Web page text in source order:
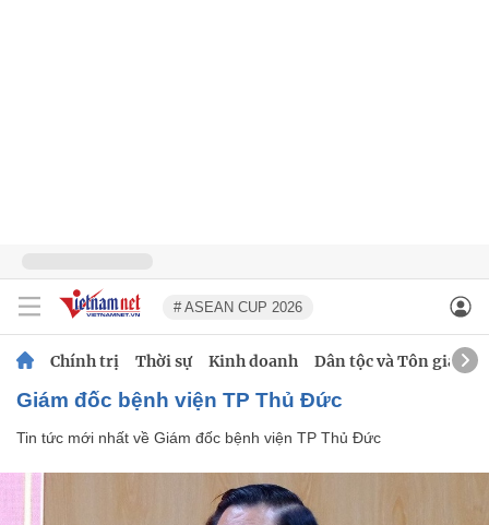
# ASEAN CUP 2026
Chính trị Thời sự Kinh doanh Dân tộc và Tôn giáo
Giám đốc bệnh viện TP Thủ Đức
Tin tức mới nhất về Giám đốc bệnh viện TP Thủ Đức